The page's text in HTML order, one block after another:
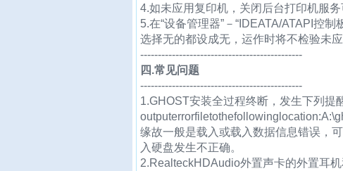
4.如未应用复印机，关闭后台打印机服务
5.在“设备管理器”－“IDEATA/ATAPI控
选择无的都设成无，运作时将不检验未应
----------------------------------------------
四.常见问题
----------------------------------------------
1.GHOST安装全过程终断，发生下列提
缘故一般是载入或载入数据信息错误，
入硬盘发生不正确。
2.RealteckHDAudio外置声卡的外置耳